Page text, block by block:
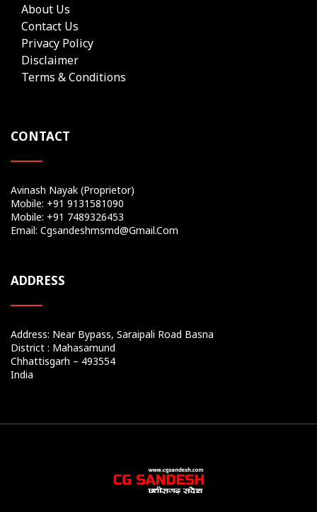
About Us
Contact Us
Privacy Policy
Disclaimer
Terms & Conditions
CONTACT
Avinash Nayak (Proprietor)
Mobile: +91 9131581090
Mobile: +91 7489326453
Email: Cgsandeshmsmd@gmail.com
ADDRESS
Address: Near Bypass, Saraipali Road Basna
District : Mahasamund
Chhattisgarh – 493554
India